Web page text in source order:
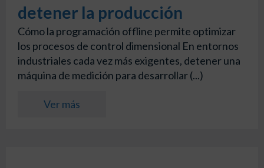
detener la producción
Cómo la programación offline permite optimizar
los procesos de control dimensional En entornos
industriales cada vez más exigentes, detener una
máquina de medición para desarrollar (...)
Ver más